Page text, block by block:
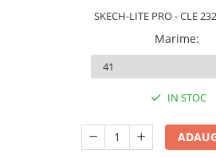
SKECH-LITE PRO - CLE
Marime:
IN STOC